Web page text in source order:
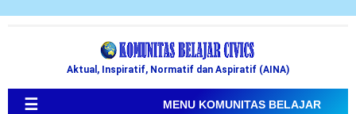
Aktual, Inspiratif, Normatif dan Aspiratif (AINA)
☰ MENU KOMUNITAS BELAJAR